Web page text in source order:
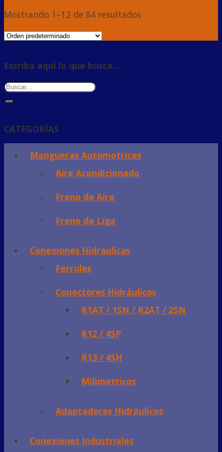
Mostrando 1–12 de 84 resultados
Escriba aquí lo que busca…
CATEGORÍAS
Mangueras Automotrices
Aire Acondicionado
Freno de Aire
Freno de Liga
Conexiones Hidráulicas
Ferrules
Conectores Hidráulicos
R1AT / 1SN / R2AT / 2SN
R12 / 4SP
R13 / 4SH
Milimetricos
Adaptadores Hidráulicos
Conexiones Industriales